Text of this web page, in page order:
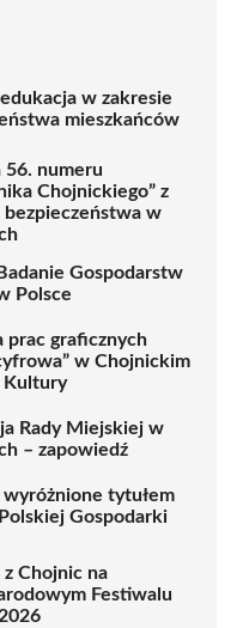
w zakresie
mieszkańców
56. numeru
Chojnickiego” z
w
Gospodarstw
Polsce
prac graficznych
w Chojnickim
Kultury
Rady Miejskiej w
– zapowiedź
tytułem
Gospodarki
z Chojnic na
Festiwalu